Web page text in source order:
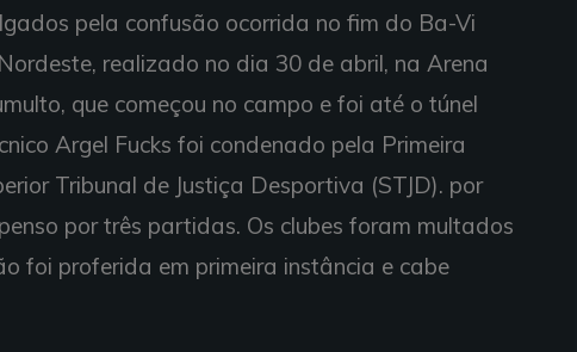
pela confusão ocorrida no fim do Ba-Vi
realizado no dia 30 de abril, na Arena
que começou no campo e foi até o túnel
Argel Fucks foi condenado pela Primeira
Tribunal de Justiça Desportiva (STJD). por
por três partidas. Os clubes foram multados
foi proferida em primeira instância e cabe